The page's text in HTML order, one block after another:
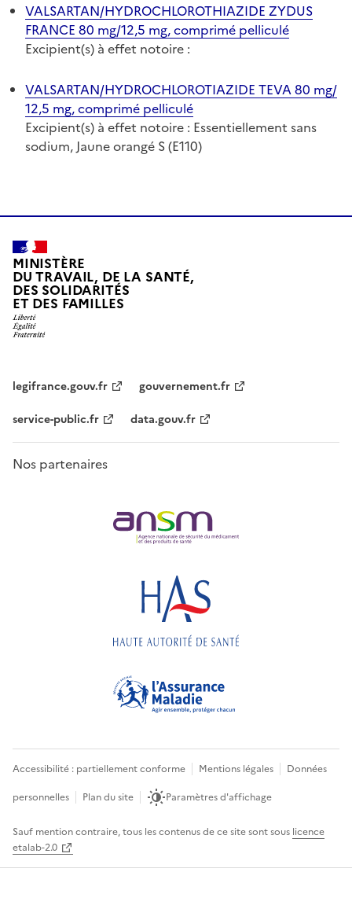
VALSARTAN/HYDROCHLOROTHIAZIDE ZYDUS
FRANCE 80 mg/12,5 mg, comprimé pelliculé
Excipient(s) à effet notoire :
VALSARTAN/HYDROCHLOROTIAZIDE TEVA 80 mg/
12,5 mg, comprimé pelliculé
Excipient(s) à effet notoire : Essentiellement sans
sodium, Jaune orangé S (E110)
MINISTÈRE
DU TRAVAIL, DE LA SANTÉ,
DES SOLIDARITÉS
ET DES FAMILLES
legifrance.gouv.fr
gouvernement.fr
service-public.fr
data.gouv.fr
Nos partenaires
Accessibilité : partiellement conforme Mentions légales
Données
personnelles
Plan du site Paramètres d'affichage
Sauf mention contraire, tous les contenus de ce site sont sous licence
etalab-2.0